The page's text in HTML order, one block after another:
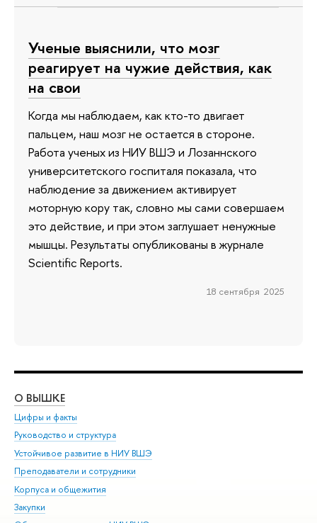
Ученые выяснили, что мозг
реагирует на чужие действия, как
на свои
Когда мы наблюдаем, как кто-то двигает
пальцем, наш мозг не остается в стороне.
Работа ученых из НИУ ВШЭ и Лозаннского
университетского госпиталя показала, что
наблюдение за движением активирует
моторную кору так, словно мы сами совершаем
это действие, и при этом заглушает ненужные
мышцы. Результаты опубликованы в журнале
Scientific Reports.
18 сентября 2025
О ВЫШКЕ
Цифры и факты
Руководство и структура
Устойчивое развитие в НИУ ВШЭ
Преподаватели и сотрудники
Корпуса и общежития
Закупки